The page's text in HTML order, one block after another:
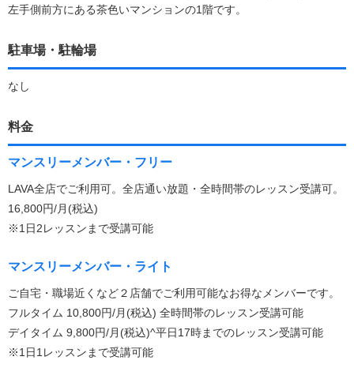
左手側前方にある茶色いマンションの1階です。
駐車場・駐輪場
なし
料金
マンスリーメンバー・フリー
LAVA全店でご利用可。全店通い放題・全時間帯のレッスン受講可。
16,800円/月(税込)
※1日2レッスンまで受講可能
マンスリーメンバー・ライト
ご自宅・職場近くなど２店舗でご利用可能なお得なメンバーです。
フルタイム 10,800円/月(税込) 全時間帯のレッスン受講可能
デイタイム 9,800円/月(税込)^平日17時までのレッスン受講可能
※1日1レッスンまで受講可能